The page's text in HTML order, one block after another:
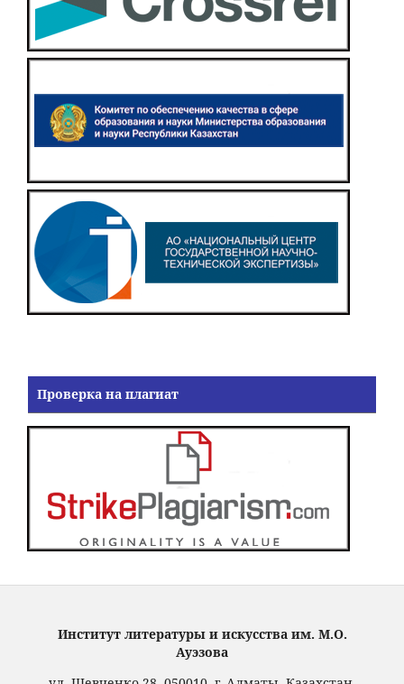
Проверка на плагиат
Институт литературы и искусства им. М.О.
Ауэзова